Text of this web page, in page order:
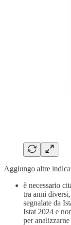
Aggiungo altre
è necessario
tra anni
segnalate da
Istat 2024 e
per